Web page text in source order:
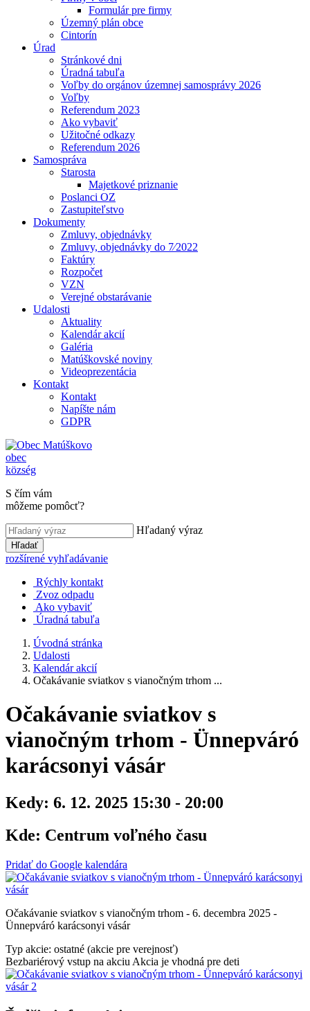
Formulár pre firmy
Územný plán obce
Cintorín
Úrad
Stránkové dni
Úradná tabuľa
Voľby do orgánov územnej samosprávy 2026
Voľby
Referendum 2023
Ako vybaviť
Užitočné odkazy
Referendum 2026
Samospráva
Starosta
Majetkové priznanie
Poslanci OZ
Zastupiteľstvo
Dokumenty
Zmluvy, objednávky
Zmluvy, objednávky do 7⁄2022
Faktúry
Rozpočet
VZN
Verejné obstarávanie
Udalosti
Aktuality
Kalendár akcií
Galéria
Matúškovské noviny
Videoprezentácia
Kontakt
Kontakt
Napíšte nám
GDPR
obec
község
S čím vám
môžeme pomôcť?
Hľadaný výraz
Hľadať
rozšírené vyhľadávanie
Rýchly kontakt
Zvoz odpadu
Ako vybaviť
Úradná tabuľa
Úvodná stránka
Udalosti
Kalendár akcií
Očakávanie sviatkov s vianočným trhom ...
Očakávanie sviatkov s
vianočným trhom - Ünnepváró
karácsonyi vásár
Kedy: 6. 12. 2025 15:30 - 20:00
Kde: Centrum voľného času
Pridať do Google kalendára
Očakávanie sviatkov s vianočným trhom - 6. decembra 2025 -
Ünnepváró karácsonyi vásár
Typ akcie: ostatné (akcie pre verejnosť)
Bezbariérový vstup na akciu Akcia je vhodná pre deti